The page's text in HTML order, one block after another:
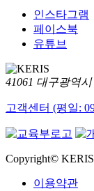
인스타그램
페이스북
유튜브
41061 대구광역
고객센터 (평일:
Copyright©
이용약관